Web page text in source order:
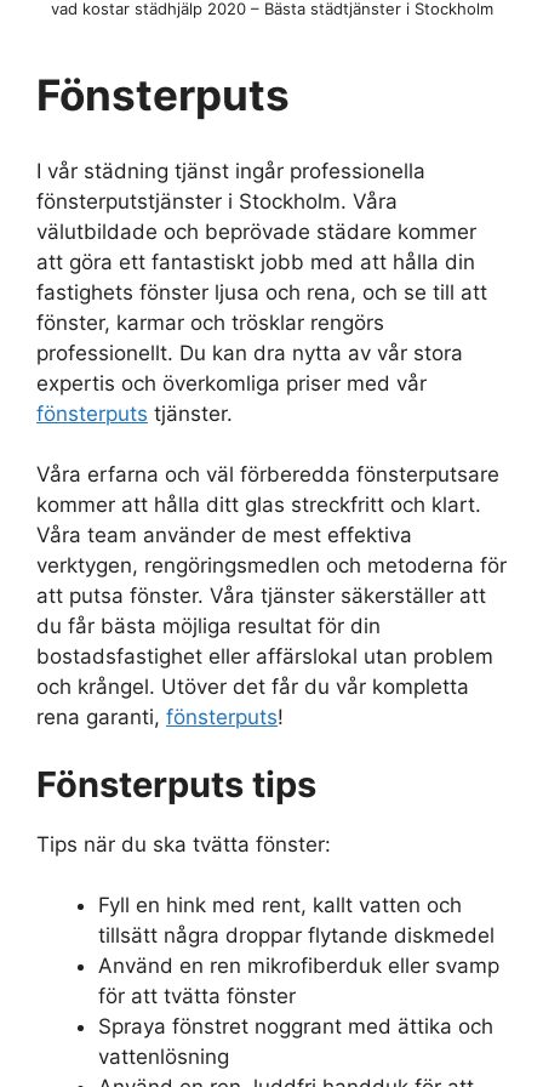
vad kostar städhjälp 2020 – Bästa städtjänster i Stockholm
Fönsterputs
I vår städning tjänst ingår professionella
fönsterputstjänster i Stockholm. Våra
välutbildade och beprövade städare kommer
att göra ett fantastiskt jobb med att hålla din
fastighets fönster ljusa och rena, och se till att
fönster, karmar och trösklar rengörs
professionellt. Du kan dra nytta av vår stora
expertis och överkomliga priser med vår
fönsterputs tjänster.
Våra erfarna och väl förberedda fönsterputsare
kommer att hålla ditt glas streckfritt och klart.
Våra team använder de mest effektiva
verktygen, rengöringsmedlen och metoderna för
att putsa fönster. Våra tjänster säkerställer att
du får bästa möjliga resultat för din
bostadsfastighet eller affärslokal utan problem
och krångel. Utöver det får du vår kompletta
rena garanti, fönsterputs!
Fönsterputs tips
Tips när du ska tvätta fönster:
Fyll en hink med rent, kallt vatten och
tillsätt några droppar flytande diskmedel
Använd en ren mikrofiberduk eller svamp
för att tvätta fönster
Spraya fönstret noggrant med ättika och
vattenlösning